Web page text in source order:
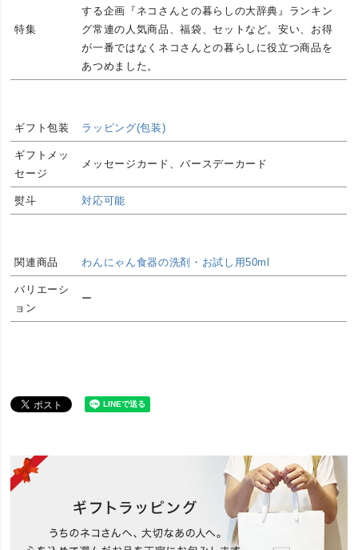
特集
する企画『ネコさんとの暮らしの大辞典』ランキン
グ常連の人気商品、福袋、セットなど。安い、お得
が一番ではなくネコさんとの暮らしに役立つ商品を
あつめました。
ギフト包装 ラッピング(包装)
ギフトメッ
セージ
メッセージカード、バースデーカード
熨斗 対応可能
関連商品 わんにゃん食器の洗剤・お試し用50ml
バリエーシ
ョン
ー